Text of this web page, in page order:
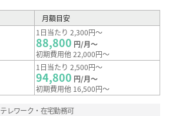
月額目安
1日当たり 2,300円～
88,800 円/月～
初期費用他 22,000円～
1日当たり 2,500円～
94,800 円/月～
初期費用他 16,500円～
テレワーク・在宅勤務可